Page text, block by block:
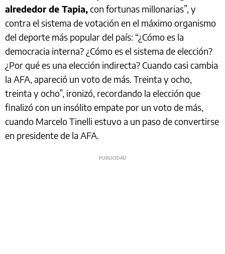
alrededor de Tapia,con fortunas millonarias”, y
contra el sistema de votación en el máximo organismo
del deporte más popular del país: “¿Cómo es la
democracia interna? ¿Cómo es el sistema de elección?
¿Por qué es una elección indirecta? Cuando casi cambia
la AFA, apareció un voto de más. Treinta y ocho,
treinta y ocho”, ironizó, recordando la elección que
finalizó con un insólito empate por un voto de más,
cuando Marcelo Tinelli estuvo a un paso de convertirse
en presidente de la AFA.